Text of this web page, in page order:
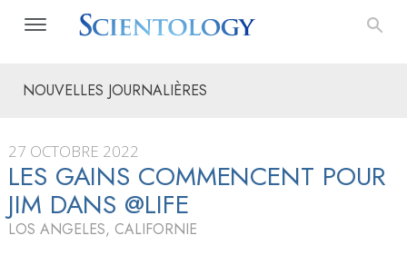
NOUVELLES JOURNALIÈRES
27 OCTOBRE 2022
LES GAINS COMMENCENT POUR
JIM DANS @LIFE
LOS ANGELES, CALIFORNIE